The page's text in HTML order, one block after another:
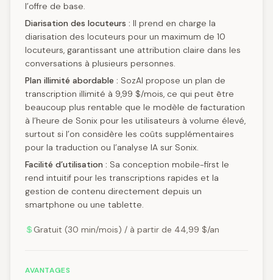
l’offre de base.
Diarisation des locuteurs : Il prend en charge la
diarisation des locuteurs pour un maximum de 10
locuteurs, garantissant une attribution claire dans les
conversations à plusieurs personnes.
Plan illimité abordable : SozAI propose un plan de
transcription illimité à 9,99 $/mois, ce qui peut être
beaucoup plus rentable que le modèle de facturation
à l’heure de Sonix pour les utilisateurs à volume élevé,
surtout si l’on considère les coûts supplémentaires
pour la traduction ou l’analyse IA sur Sonix.
Facilité d’utilisation : Sa conception mobile-first le
rend intuitif pour les transcriptions rapides et la
gestion de contenu directement depuis un
smartphone ou une tablette.
Gratuit (30 min/mois) / à partir de 44,99 $/an
AVANTAGES